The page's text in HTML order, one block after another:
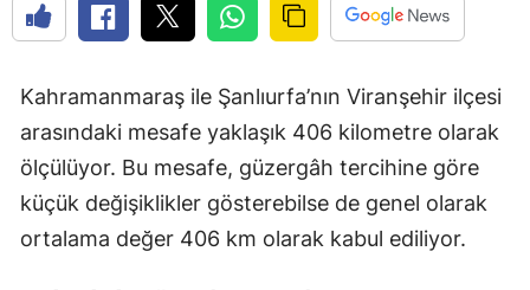
Kahramanmaraş ile Şanlıurfa’nın Viranşehir ilçesi
arasındaki mesafe yaklaşık 406 kilometre olarak
ölçülüyor. Bu mesafe, güzergâh tercihine göre
küçük değişiklikler gösterebilse de genel olarak
ortalama değer 406 km olarak kabul ediliyor.